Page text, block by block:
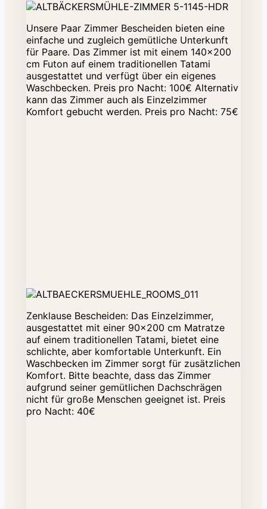
Unsere Paar Zimmer Bescheiden bieten eine
einfache und zugleich gemütliche Unterkunft
für Paare. Das Zimmer ist mit einem 140x200
cm Futon auf einem traditionellen Tatami
ausgestattet und verfügt über ein eigenes
Waschbecken. Preis pro Nacht: 100€ Alternativ
kann das Zimmer auch als Einzelzimmer
Komfort gebucht werden. Preis pro Nacht: 75€
Zenklause Bescheiden: Das Einzelzimmer,
ausgestattet mit einer 90x200 cm Matratze
auf einem traditionellen Tatami, bietet eine
schlichte, aber komfortable Unterkunft. Ein
Waschbecken im Zimmer sorgt für zusätzlichen
Komfort. Bitte beachte, dass das Zimmer
aufgrund seiner gemütlichen Dachschrägen
nicht für große Menschen geeignet ist. Preis
pro Nacht: 40€